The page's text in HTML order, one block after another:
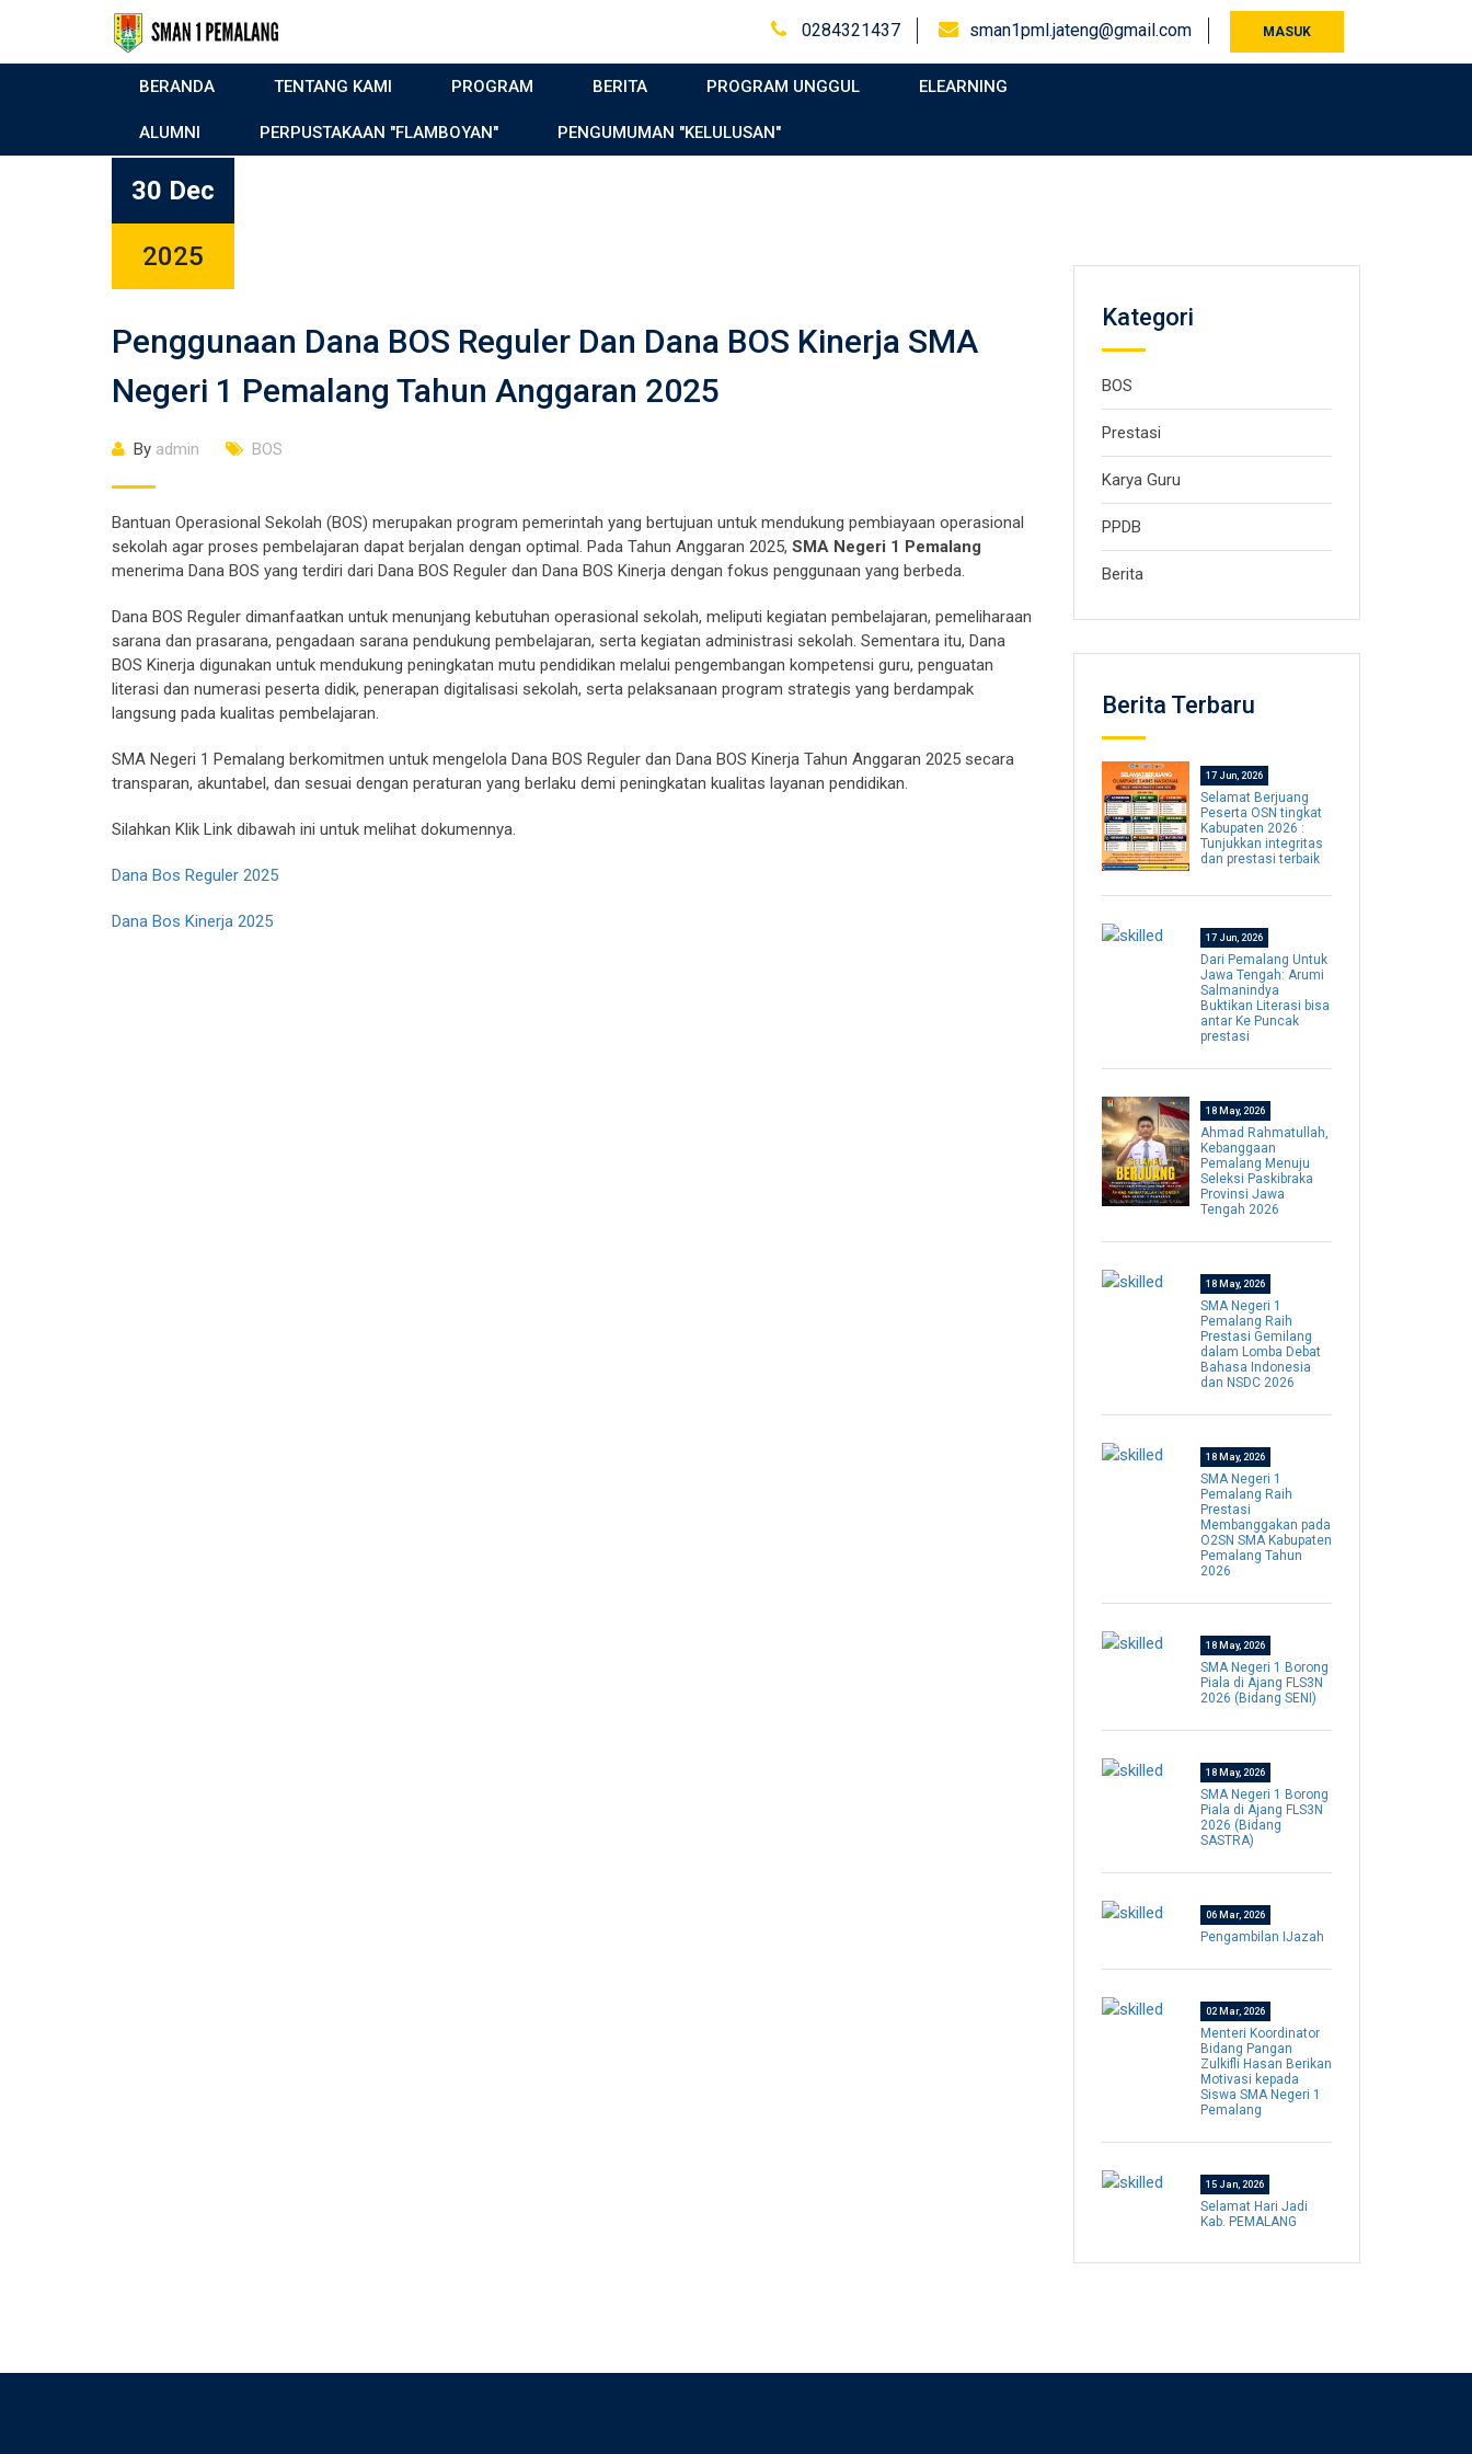
0284321437 sman1pml.jateng@gmail.com MASUK
BERANDA TENTANG KAMI PROGRAM BERITA PROGRAM UNGGUL ELEARNING
ALUMNI PERPUSTAKAAN "FLAMBOYAN" PENGUMUMAN "KELULUSAN"
30 Dec
2025
Penggunaan Dana BOS Reguler Dan Dana BOS Kinerja SMA
Negeri 1 Pemalang Tahun Anggaran 2025
By admin BOS
Bantuan Operasional Sekolah (BOS) merupakan program pemerintah yang bertujuan untuk mendukung pembiayaan operasional
sekolah agar proses pembelajaran dapat berjalan dengan optimal. Pada Tahun Anggaran 2025, SMA Negeri 1 Pemalang
menerima Dana BOS yang terdiri dari Dana BOS Reguler dan Dana BOS Kinerja dengan fokus penggunaan yang berbeda.
Dana BOS Reguler dimanfaatkan untuk menunjang kebutuhan operasional sekolah, meliputi kegiatan pembelajaran, pemeliharaan
sarana dan prasarana, pengadaan sarana pendukung pembelajaran, serta kegiatan administrasi sekolah. Sementara itu, Dana
BOS Kinerja digunakan untuk mendukung peningkatan mutu pendidikan melalui pengembangan kompetensi guru, penguatan
literasi dan numerasi peserta didik, penerapan digitalisasi sekolah, serta pelaksanaan program strategis yang berdampak
langsung pada kualitas pembelajaran.
SMA Negeri 1 Pemalang berkomitmen untuk mengelola Dana BOS Reguler dan Dana BOS Kinerja Tahun Anggaran 2025 secara
transparan, akuntabel, dan sesuai dengan peraturan yang berlaku demi peningkatan kualitas layanan pendidikan.
Silahkan Klik Link dibawah ini untuk melihat dokumennya.
Dana Bos Reguler 2025
Dana Bos Kinerja 2025
Kategori
BOS
Prestasi
Karya Guru
PPDB
Berita
Berita Terbaru
17 Jun, 2026
Selamat Berjuang
Peserta OSN tingkat
Kabupaten 2026 :
Tunjukkan integritas
dan prestasi terbaik
17 Jun, 2026
Dari Pemalang Untuk
Jawa Tengah: Arumi
Salmanindya
Buktikan Literasi bisa
antar Ke Puncak
prestasi
18 May, 2026
Ahmad Rahmatullah,
Kebanggaan
Pemalang Menuju
Seleksi Paskibraka
Provinsi Jawa
Tengah 2026
18 May, 2026
SMA Negeri 1
Pemalang Raih
Prestasi Gemilang
dalam Lomba Debat
Bahasa Indonesia
dan NSDC 2026
18 May, 2026
SMA Negeri 1
Pemalang Raih
Prestasi
Membanggakan pada
O2SN SMA Kabupaten
Pemalang Tahun
2026
18 May, 2026
SMA Negeri 1 Borong
Piala di Ajang FLS3N
2026 (Bidang SENI)
18 May, 2026
SMA Negeri 1 Borong
Piala di Ajang FLS3N
2026 (Bidang
SASTRA)
06 Mar, 2026
Pengambilan IJazah
02 Mar, 2026
Menteri Koordinator
Bidang Pangan
Zulkifli Hasan Berikan
Motivasi kepada
Siswa SMA Negeri 1
Pemalang
15 Jan, 2026
Selamat Hari Jadi
Kab. PEMALANG